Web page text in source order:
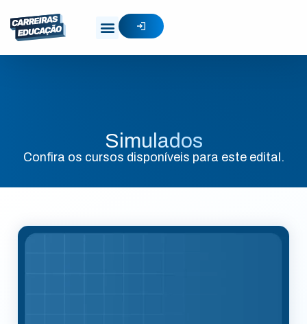
Simulados
Confira os cursos disponíveis para este edital.